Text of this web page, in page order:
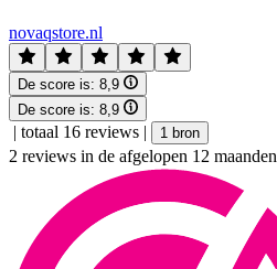
novaqstore.nl
De score is: 8,9
De score is: 8,9
| totaal 16 reviews | 1 bron
2 reviews in de afgelopen 12 maanden